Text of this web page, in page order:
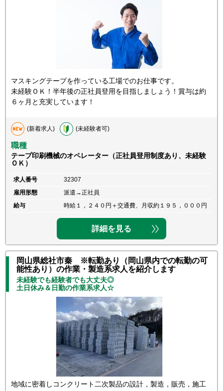
マスキングテープを作っている工場でのお仕事です。
未経験ＯＫ！半年後の正社員登用を目指しましょう！賞与は約
６ヶ月と充実しています！
(新着求人) (未経験者可)
職種
テープ印刷機械のオペレーター（正社員登用制度あり、未経験
ＯＫ）
求人番号
32307
雇用形態
派遣→正社員
給与
時給１，２４０円＋交通費、月収約１９５，０００円
詳細を見る
岡山県総社市秦 ※転勤あり（岡山県内での転勤の可
能性あり）の作業・製造系求人を紹介します
未経験でも経験者でも大丈夫◎
土日休み＆日勤の作業系求人☆
地域に密着しコンクリート二次製品の設計，製造，販売，施工